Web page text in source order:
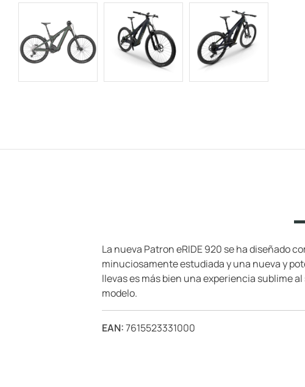
La nueva Patron eRIDE 920 se ha diseñado
minuciosamente estudiada y una nueva y
llevas es más bien una experiencia sublime
modelo.
EAN:7615523331000